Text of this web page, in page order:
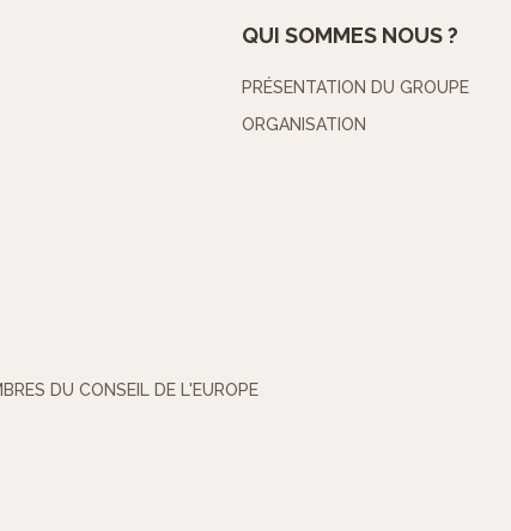
QUI SOMMES NOUS ?
PRÉSENTATION DU GROUPE
ORGANISATION
DU CONSEIL DE L'EUROPE